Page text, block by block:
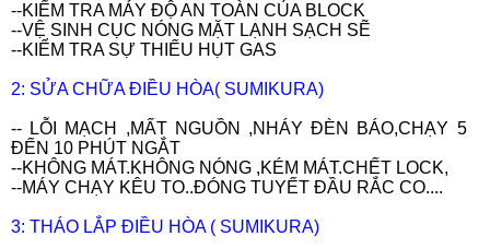
--KIỂM TRA MÁY ĐỘ AN TOÀN CỦA BLOCK
--VỆ SINH CỤC NÓNG MẶT LẠNH SẠCH SẼ
--KIỂM TRA SỰ THIẾU HỤT GAS
2: SỬA CHỮA ĐIỀU HÒA( SUMIKURA)
-- LỖI MẠCH ,MẤT NGUỒN ,NHÁY ĐÈN BÁO,CHẠY 5
ĐẾN 10 PHÚT NGẮT
--KHÔNG MÁT.KHÔNG NÓNG ,KÉM MÁT.CHẾT LOCK,
--MÁY CHẠY KÊU TO..ĐÓNG TUYẾT ĐẦU RẮC CO....
3: THÁO LẮP ĐIỀU HÒA ( SUMIKURA)